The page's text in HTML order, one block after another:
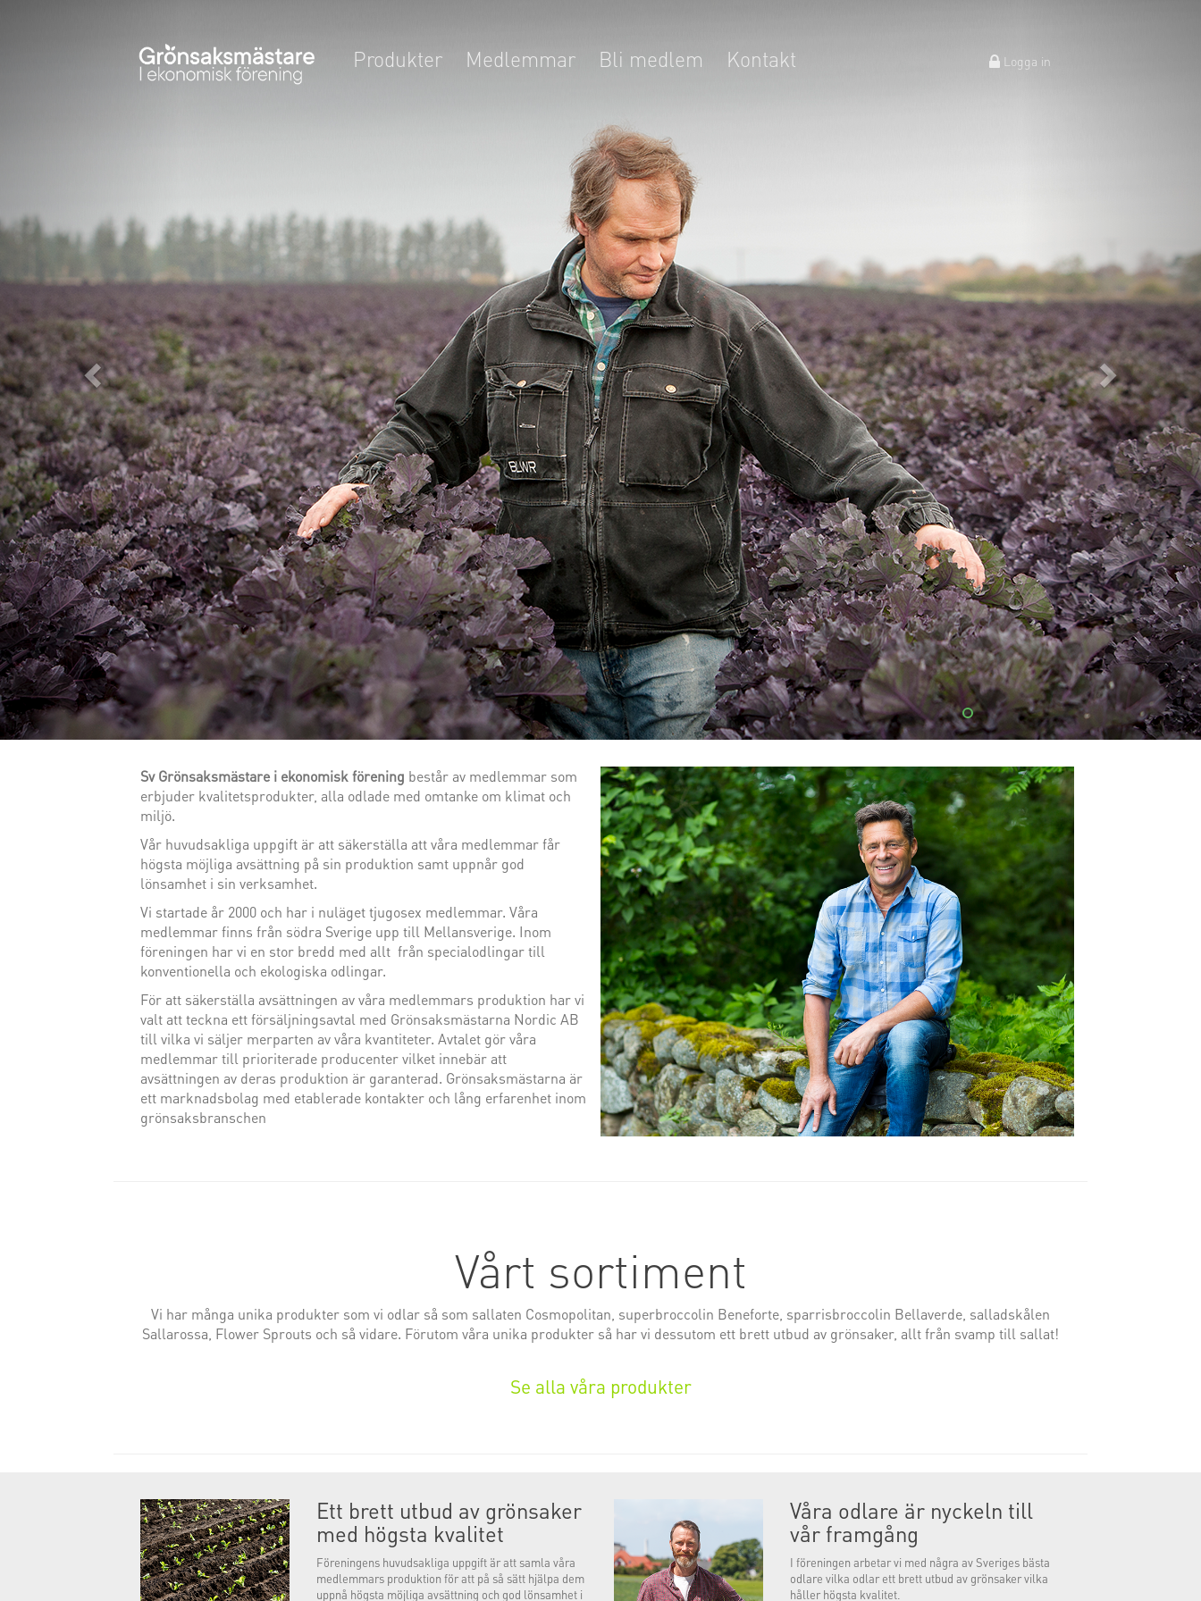
Logga in
Produkter Medlemmar Bli medlem Kontakt
Sv Grönsaksmästare i ekonomisk förening består av medlemmar som
erbjuder kvalitetsprodukter, alla odlade med omtanke om klimat och
miljö.
Vår huvudsakliga uppgift är att säkerställa att våra medlemmar får
högsta möjliga avsättning på sin produktion samt uppnår god
lönsamhet i sin verksamhet.
Vi startade år 2000 och har i nuläget tjugosex medlemmar. Våra
medlemmar finns från södra Sverige upp till Mellansverige. Inom
föreningen har vi en stor bredd med allt från specialodlingar till
konventionella och ekologiska odlingar.
För att säkerställa avsättningen av våra medlemmars produktion har vi
valt att teckna ett försäljningsavtal med Grönsaksmästarna Nordic AB
till vilka vi säljer merparten av våra kvantiteter. Avtalet gör våra
medlemmar till prioriterade producenter vilket innebär att
avsättningen av deras produktion är garanterad. Grönsaksmästarna är
ett marknadsbolag med etablerade kontakter och lång erfarenhet inom
grönsaksbranschen
Vårt sortiment
Vi har många unika produkter som vi odlar så som sallaten Cosmopolitan, superbroccolin Beneforte, sparrisbroccolin Bellaverde, salladskålen
Sallarossa, Flower Sprouts och så vidare. Förutom våra unika produkter så har vi dessutom ett brett utbud av grönsaker, allt från svamp till sallat!
Se alla våra produkter
Ett brett utbud av grönsaker
med högsta kvalitet
Föreningens huvudsakliga uppgift är att samla våra
medlemmars produktion för att på så sätt hjälpa dem
uppnå högsta möjliga avsättning och god lönsamhet i
Våra odlare är nyckeln till
vår framgång
I föreningen arbetar vi med några av Sveriges bästa
odlare vilka odlar ett brett utbud av grönsaker vilka
håller högsta kvalitet.